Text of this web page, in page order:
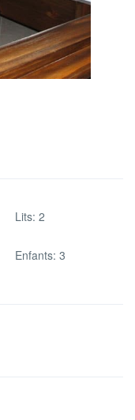
Lits: 2
Enfants: 3